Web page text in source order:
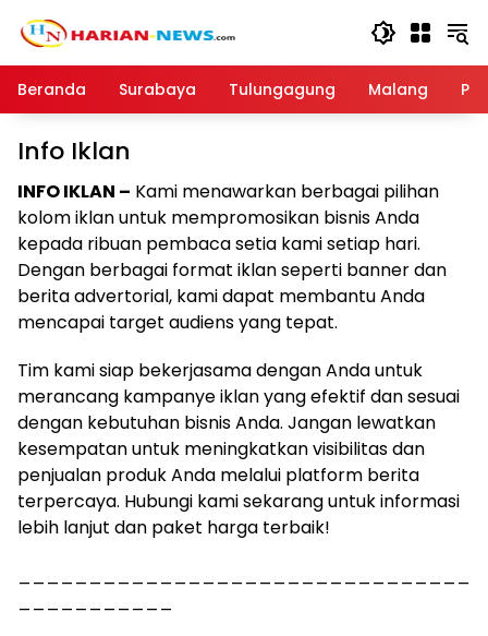
Beranda
Surabaya Tulungagung Malang
Info Iklan
INFO IKLAN – Kami menawarkan berbagai pilihan
kolom iklan untuk mempromosikan bisnis Anda
kepada ribuan pembaca setia kami setiap hari.
Dengan berbagai format iklan seperti banner dan
berita advertorial, kami dapat membantu Anda
mencapai target audiens yang tepat.
Tim kami siap bekerjasama dengan Anda untuk
merancang kampanye iklan yang efektif dan sesuai
dengan kebutuhan bisnis Anda. Jangan lewatkan
kesempatan untuk meningkatkan visibilitas dan
penjualan produk Anda melalui platform berita
terpercaya. Hubungi kami sekarang untuk informasi
lebih lanjut dan paket harga terbaik!